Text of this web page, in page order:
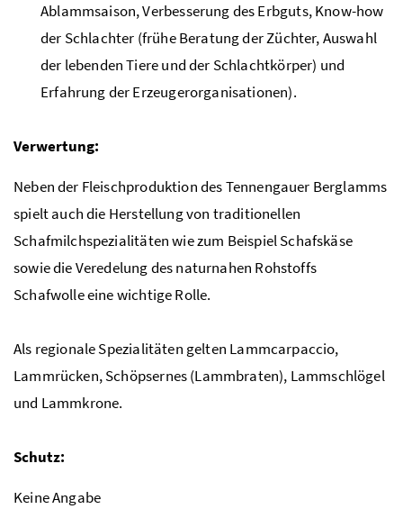
Ablammsaison, Verbesserung des Erbguts, Know-how
der Schlachter (frühe Beratung der Züchter, Auswahl
der lebenden Tiere und der Schlachtkörper) und
Erfahrung der Erzeugerorganisationen).
Verwertung:
Neben der Fleischproduktion des Tennengauer Berglamms
spielt auch die Herstellung von traditionellen
Schafmilchspezialitäten wie zum Beispiel Schafskäse
sowie die Veredelung des naturnahen Rohstoffs
Schafwolle eine wichtige Rolle.
Als regionale Spezialitäten gelten Lammcarpaccio,
Lammrücken, Schöpsernes (Lammbraten), Lammschlögel
und Lammkrone.
Schutz:
Keine Angabe